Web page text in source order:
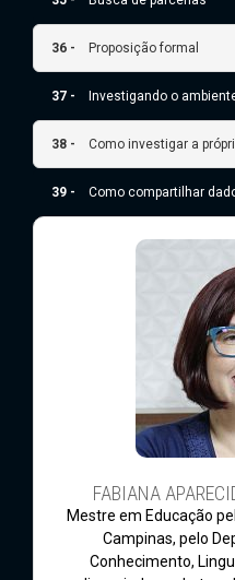
36 - Proposição formal
37 - Investigando o
38 - Como investigar a
39 - Como compartilhar
FABIANA
Mestre em Educação
Campinas, pelo
Conhecimento,